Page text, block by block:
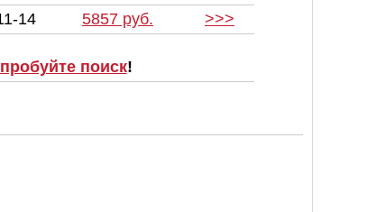
14 5857 руб. >>>
поиск!